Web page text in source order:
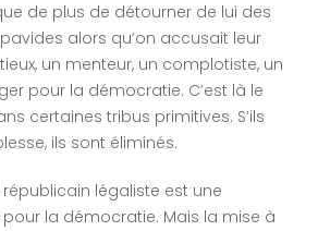
de plus de détourner de lui des
alors qu’on accusait leur
un menteur, un complotiste, un
pour la démocratie. C’est là le
certaines tribus primitives. S’ils
ils sont éliminés.
légaliste est une
pour la démocratie. Mais la mise à